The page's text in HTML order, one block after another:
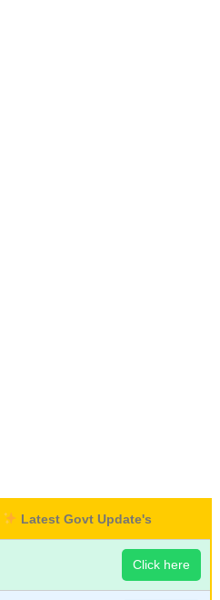
Latest Govt Update's
Click here